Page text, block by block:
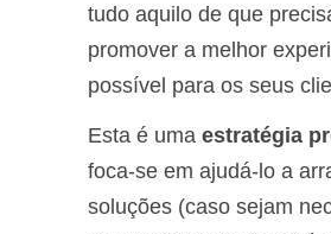
tudo aquilo de que
promover a melhor
possível para os seus
Esta é uma estratégia
foca-se em ajudá-lo a
soluções (caso sejam